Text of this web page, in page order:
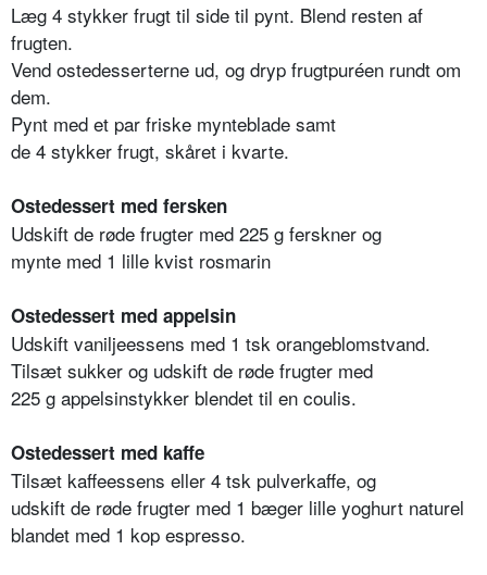
Læg 4 stykker frugt til side til pynt. Blend resten af
frugten.
Vend ostedesserterne ud, og dryp frugtpuréen rundt om
dem.
Pynt med et par friske mynteblade samt
de 4 stykker frugt, skåret i kvarte.
Ostedessert med fersken
Udskift de røde frugter med 225 g ferskner og
mynte med 1 lille kvist rosmarin
Ostedessert med appelsin
Udskift vaniljeessens med 1 tsk orangeblomstvand.
Tilsæt sukker og udskift de røde frugter med
225 g appelsinstykker blendet til en coulis.
Ostedessert med kaffe
Tilsæt kaffeessens eller 4 tsk pulverkaffe, og
udskift de røde frugter med 1 bæger lille yoghurt naturel
blandet med 1 kop espresso.